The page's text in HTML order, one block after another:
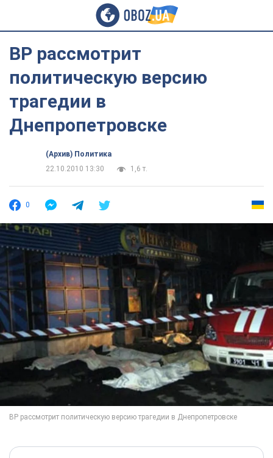
ВР рассмотрит
политическую версию
трагедии в
Днепропетровске
(Архив) Политика
22.10.2010 13:30
1,6 т.
0